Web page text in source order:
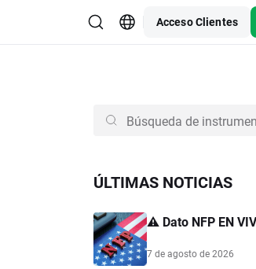
Acceso Clientes
ÚLTIMAS NOTICIAS
⚠️ Dato NFP EN
7 de agosto de 2026